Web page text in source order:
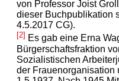
von Professor Joist
dieser Buchpublikation
4.5.2017 CG).
[2] Es gab eine Erna
Bürgerschaftsfraktion
Sozialistischen
der Frauenorganisation